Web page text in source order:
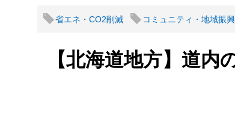
省エネ・CO2削減 コミュニティ・地域振興
【北海道地方】道